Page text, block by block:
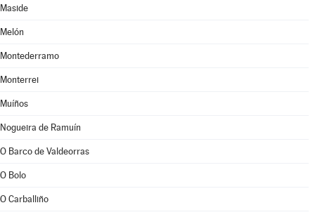
Maside
Melón
Montederramo
Monterrei
Muíños
Nogueira de Ramuín
O Barco de Valdeorras
O Bolo
O Carballiño